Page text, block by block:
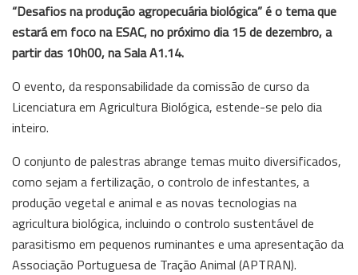
“Desafios na produção agropecuária biológica” é o tema que
estará em foco na ESAC, no próximo dia 15 de dezembro, a
partir das 10h00, na Sala A1.14.
O evento, da responsabilidade da comissão de curso da
Licenciatura em Agricultura Biológica, estende-se pelo dia
inteiro.
O conjunto de palestras abrange temas muito diversificados,
como sejam a fertilização, o controlo de infestantes, a
produção vegetal e animal e as novas tecnologias na
agricultura biológica, incluindo o controlo sustentável de
parasitismo em pequenos ruminantes e uma apresentação da
Associação Portuguesa de Tração Animal (APTRAN).